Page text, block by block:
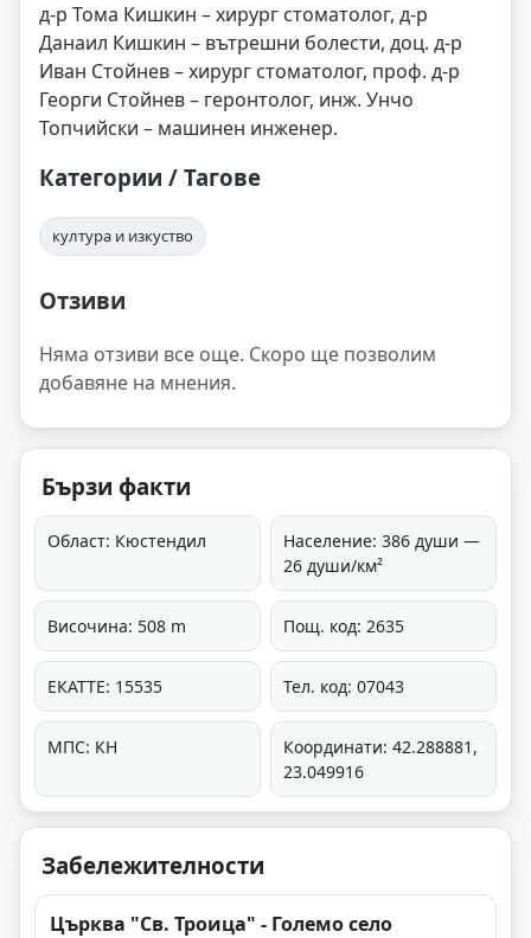
д-р Тома Кишкин – хирург стоматолог, д-р
Данаил Кишкин – вътрешни болести, доц. д-р
Иван Стойнев – хирург стоматолог, проф. д-р
Георги Стойнев – геронтолог, инж. Унчо
Топчийски – машинен инженер.
Категории / Тагове
култура и изкуство
Отзиви
Няма отзиви все още. Скоро ще позволим
добавяне на мнения.
Бързи факти
Област: Кюстендил
Население: 386 души —
26 души/км²
Височина: 508 m Пощ. код: 2635
ЕКАТТЕ: 15535 Тел. код: 07043
МПС: КН
Координати: 42.288881,
23.049916
Забележителности
Църква "Св. Троица" - Големо село